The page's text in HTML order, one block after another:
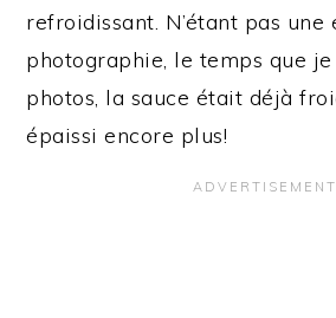
refroidissant. N’étant pas une
photographie, le temps que
photos, la sauce était déjà
épaissi encore plus!